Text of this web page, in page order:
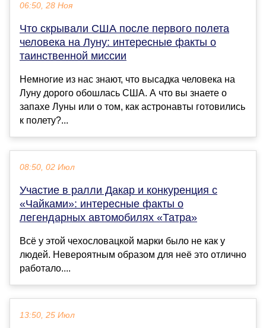
06:50, 28 Ноя
Что скрывали США после первого полета
человека на Луну: интересные факты о
таинственной миссии
Немногие из нас знают, что высадка человека на
Луну дорого обошлась США. А что вы знаете о
запахе Луны или о том, как астронавты готовились
к полету?...
08:50, 02 Июл
Участие в ралли Дакар и конкуренция с
«Чайками»: интересные факты о
легендарных автомобилях «Татра»
Всё у этой чехословацкой марки было не как у
людей. Невероятным образом для неё это отлично
работало....
13:50, 25 Июл